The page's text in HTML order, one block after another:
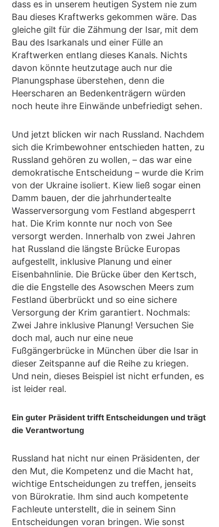
dass es in unserem heutigen System nie zum
Bau dieses Kraftwerks gekommen wäre. Das
gleiche gilt für die Zähmung der Isar, mit dem
Bau des Isarkanals und einer Fülle an
Kraftwerken entlang dieses Kanals. Nichts
davon könnte heutzutage auch nur die
Planungsphase überstehen, denn die
Heerscharen an Bedenkenträgern würden
noch heute ihre Einwände unbefriedigt sehen.
Und jetzt blicken wir nach Russland. Nachdem
sich die Krimbewohner entschieden hatten, zu
Russland gehören zu wollen, – das war eine
demokratische Entscheidung – wurde die Krim
von der Ukraine isoliert. Kiew ließ sogar einen
Damm bauen, der die jahrhundertealte
Wasserversorgung vom Festland abgesperrt
hat. Die Krim konnte nur noch von See
versorgt werden. Innerhalb von zwei Jahren
hat Russland die längste Brücke Europas
aufgestellt, inklusive Planung und einer
Eisenbahnlinie. Die Brücke über den Kertsch,
die die Engstelle des Asowschen Meers zum
Festland überbrückt und so eine sichere
Versorgung der Krim garantiert. Nochmals:
Zwei Jahre inklusive Planung! Versuchen Sie
doch mal, auch nur eine neue
Fußgängerbrücke in München über die Isar in
dieser Zeitspanne auf die Reihe zu kriegen.
Und nein, dieses Beispiel ist nicht erfunden, es
ist leider real.
Ein guter Präsident trifft Entscheidungen und trägt
die Verantwortung
Russland hat nicht nur einen Präsidenten, der
den Mut, die Kompetenz und die Macht hat,
wichtige Entscheidungen zu treffen, jenseits
von Bürokratie. Ihm sind auch kompetente
Fachleute unterstellt, die in seinem Sinn
Entscheidungen voran bringen. Wie sonst